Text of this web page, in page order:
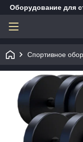
Оборудование для
Спортивное